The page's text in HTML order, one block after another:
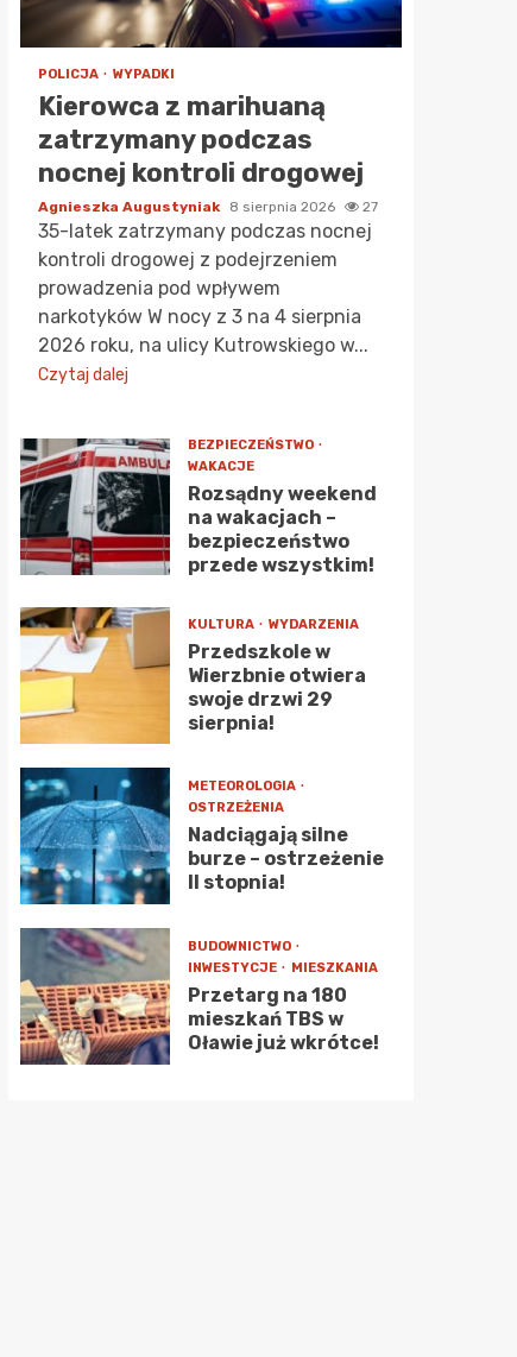
POLICJA WYPADKI
Kierowca z marihuaną
zatrzymany podczas
nocnej kontroli drogowej
Agnieszka Augustyniak 8 sierpnia 2026 27
35-latek zatrzymany podczas nocnej
kontroli drogowej z podejrzeniem
prowadzenia pod wpływem
narkotyków W nocy z 3 na 4 sierpnia
2026 roku, na ulicy Kutrowskiego w...
Czytaj dalej
BEZPIECZEŃSTWO
WAKACJE
Rozsądny weekend
na wakacjach –
bezpieczeństwo
przede wszystkim!
KULTURA WYDARZENIA
Przedszkole w
Wierzbnie otwiera
swoje drzwi 29
sierpnia!
METEOROLOGIA
OSTRZEŻENIA
Nadciągają silne
burze – ostrzeżenie
II stopnia!
BUDOWNICTWO
INWESTYCJE
MIESZKANIA
Przetarg na 180
mieszkań TBS w
Oławie już wkrótce!